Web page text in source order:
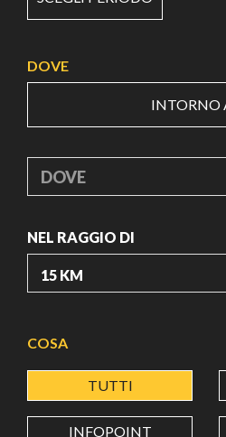
DOVE
INTORNO
DOVE
NEL RAGGIO DI
LATITUDINE
COSA
TUTTI
INFOPOINT